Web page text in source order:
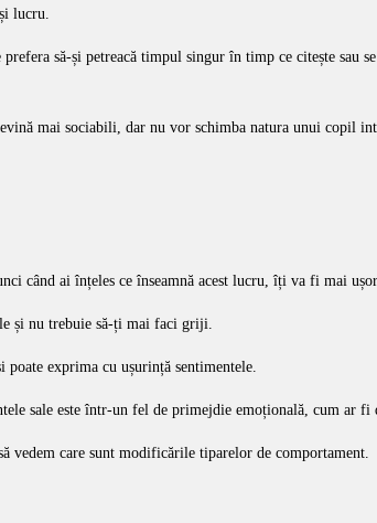
lucru.
să-și petreacă timpul singur în timp ce citește sau
mai sociabili, dar nu vor schimba natura unui copil
când ai înțeles ce înseamnă acest lucru, îți va fi mai
și nu trebuie să-ți mai faci griji.
exprima cu ușurință sentimentele.
sale este într-un fel de primejdie emoțională, cum ar fi
vedem care sunt modificările tiparelor de comportament.